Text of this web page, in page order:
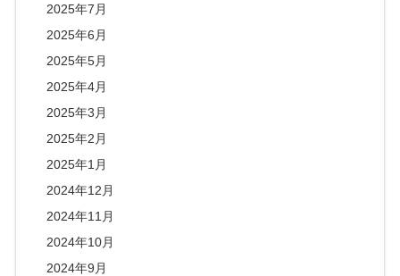
2025年7月
2025年6月
2025年5月
2025年4月
2025年3月
2025年2月
2025年1月
2024年12月
2024年11月
2024年10月
2024年9月